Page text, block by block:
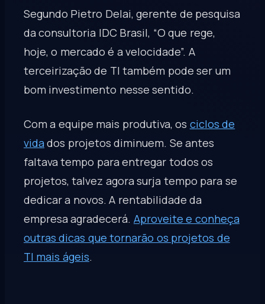
Segundo Pietro Delai, gerente de pesquisa
da consultoria IDC Brasil, “O que rege,
hoje, o mercado é a velocidade”. A
terceirização de TI também pode ser um
bom investimento nesse sentido.
Com a equipe mais produtiva, os ciclos de
vidados projetos diminuem. Se antes
faltava tempo para entregar todos os
projetos, talvez agora surja tempo para se
dedicar a novos. A rentabilidade da
empresa agradecerá. Aproveite e conheça
outras dicas que tornarão os projetos de
TI mais ágeis.